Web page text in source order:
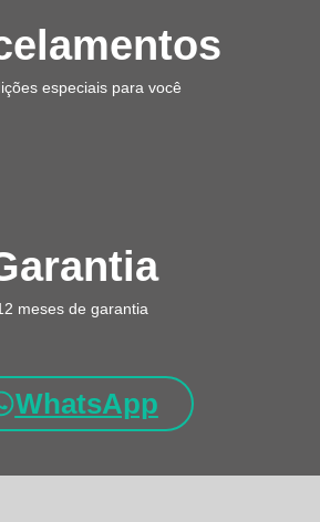
especiais para você
meses de garantia
WhatsApp